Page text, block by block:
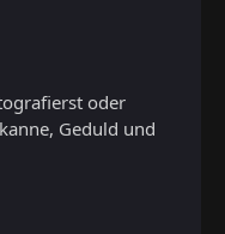
oder
Geduld und